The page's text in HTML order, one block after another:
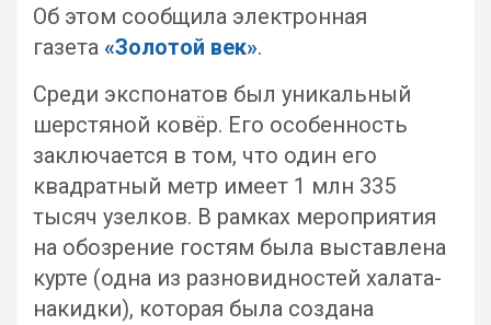
Об этом сообщила электронная
газета «Золотой век».
Среди экспонатов был уникальный
шерстяной ковёр. Его особенность
заключается в том, что один его
квадратный метр имеет 1 млн 335
тысяч узелков. В рамках мероприятия
на обозрение гостям была выставлена
курте (одна из разновидностей халата-
накидки), которая была создана